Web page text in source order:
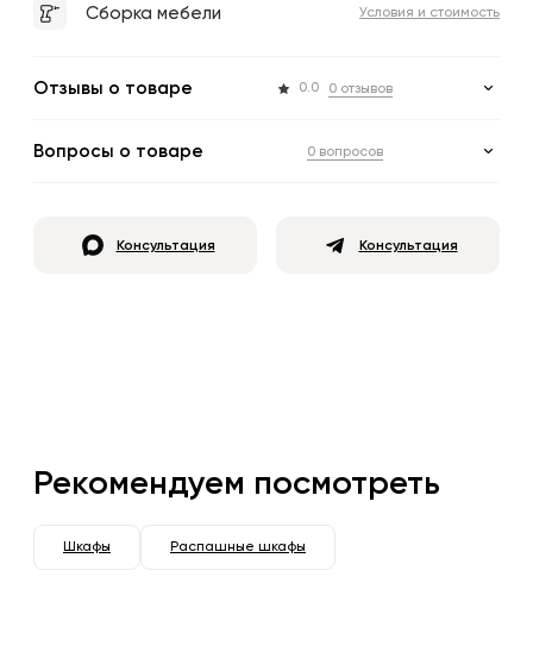
Сборка мебели Условия и стоимость
Отзывы о товаре 0.0 0 отзывов
Вопросы о товаре 0 вопросов
Консультация Консультация
Рекомендуем посмотреть
Шкафы Распашные шкафы